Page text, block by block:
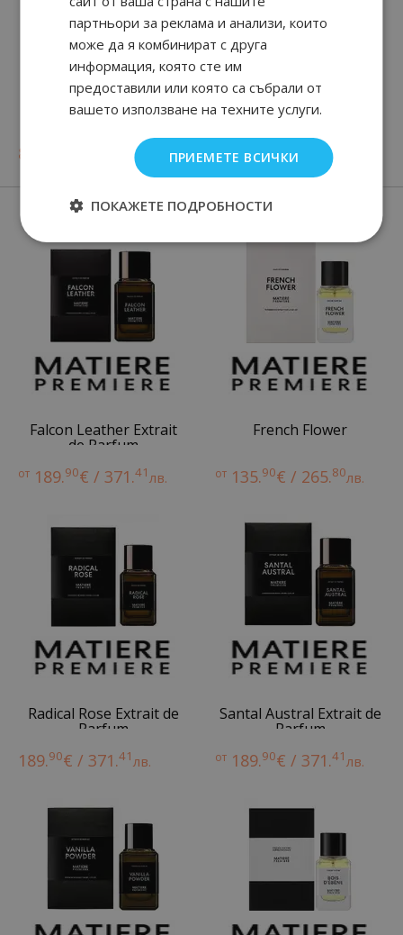
Hermеs Terre D' Eau
83. лв.
TERRE d'
от 61. € / 119. 89
Нови парфюми
Falcon Leather Extrait
de Parfum
от 189.90€ / 371.41лв.
French Flower
от 135.90€ / 265.80лв.
Radical Rose Extrait de
Parfum
189.90€ / 371.41лв.
Santal Austral Extrait de
Parfum
от 189.90€ / 371.41лв.
партньори за реклама и анализи, които
може да я комбинират с друга
информация, която сте им
предоставили или която са събрали от
вашето използване на техните услуги.
ПРИЕМЕТЕ ВСИЧКИ
ПОКАЖЕТЕ ПОДРОБНОСТИ